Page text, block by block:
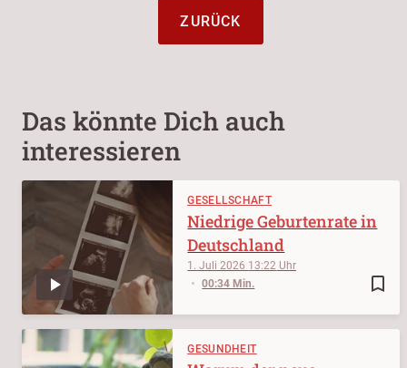
ZURÜCK
Das könnte Dich auch
interessieren
GESELLSCHAFT
bookmark_border
1. Juli 2026 13:22
00:34 Min.
Niedrige Geburtenrate in
Deutschland
GESUNDHEIT